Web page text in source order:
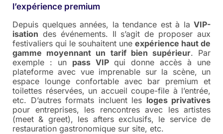
l’expérience premium
Depuis quelques années, la tendance est à la VIP-
isation des événements. Il s’agit de proposer aux
festivaliers qui le souhaitent une expérience haut de
gamme moyennant un tarif bien supérieur. Par
exemple : un pass VIPqui donne accès à une
plateforme avec vue imprenable sur la scène, un
espace lounge confortable avec bar premium et
toilettes réservées, un accueil coupe-file à l’entrée,
etc. D’autres formats incluent les loges privatives
pour entreprises, les rencontres avec les artistes
(meet & greet), les afters exclusifs, le service de
restauration gastronomique sur site, etc.